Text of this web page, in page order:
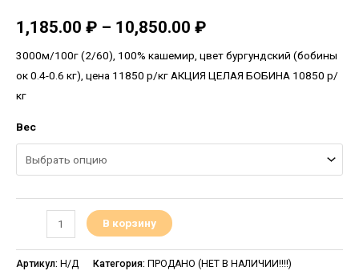
1,185.00 ₽ – 10,850.00 ₽
3000м/100г (2/60), 100% кашемир, цвет бургундский (бобины
ок 0.4-0.6 кг), цена 11850 р/кг АКЦИЯ ЦЕЛАЯ БОБИНА 10850 р/
кг
Вес
В корзину
Артикул: Н/Д Категория: ПРОДАНО (НЕТ В НАЛИЧИИ!!!!)